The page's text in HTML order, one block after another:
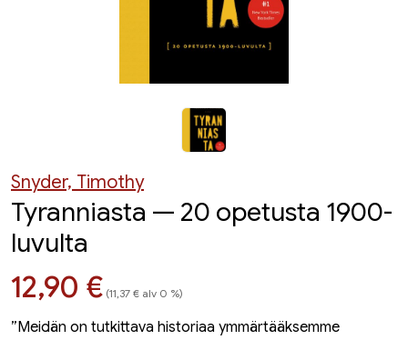
Snyder, Timothy
Tyranniasta — 20 opetusta 1900-
luvulta
Hinta nyt
12,90 € (11,37 € alv 0 %)
”Meidän on tutkittava historiaa ymmärtääksemme